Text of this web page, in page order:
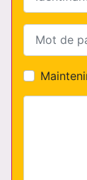
Mot de